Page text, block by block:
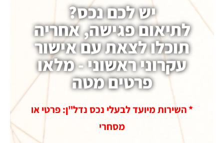
יש לכם נכס?
לתיאום פגישה, אחריה
תוכלו לצאת עם אישור
עקרוני ראשוני - מלאו
פרטים מטה
* השירות מיועד לבעלי נכס נדל"ן: פרטי או
מסחרי